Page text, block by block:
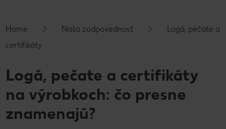
Home Naša zodpovednosť
Logá, pečate a
certifikáty
Logá, pečate a certifikáty
na výrobkoch: čo presne
znamenajú?